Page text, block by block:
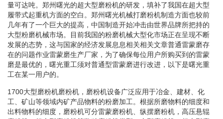
量可达吨。郑州曙光的超大型磨粉机的研发，填补了我国在超大型
履带式起重机方面的空白。郑州曙光机械打磨粉机制造方面也较前
几年有了一个巨大的提高，中国制造开始冲击由世界品牌所把持的
大型粉磨机械市场。目前我国的粉磨机械大型化市场正在呈现不断
发展的态势，这与国家的经济发展息息相关相关文章普通雷蒙磨存
在的问题作业雷蒙磨生产厂家，为了确保每位用户所购买到的雷蒙
磨是最优的，曙光重工须对普通型雷蒙磨进行改进，以下是曙光重
工在某一用户的。
1700大型磨粉机磨粉机，磨粉机设备广泛应用于冶金、建材、化
工、矿山等领域内矿产品物料的粉磨加工。根据所磨物料的细度和
出料物料的细度，磨粉机可分雷蒙磨粉机、纵摆磨粉机，高压悬辊